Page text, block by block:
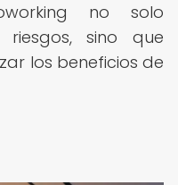
no solo
sino que
los beneficios de